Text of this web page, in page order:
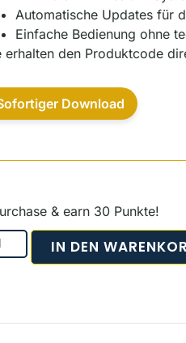
Automatische Updates für
Einfache Bedienung ohne
erhalten den Produktcode
Download
& earn 30 Punkte!
IN DEN